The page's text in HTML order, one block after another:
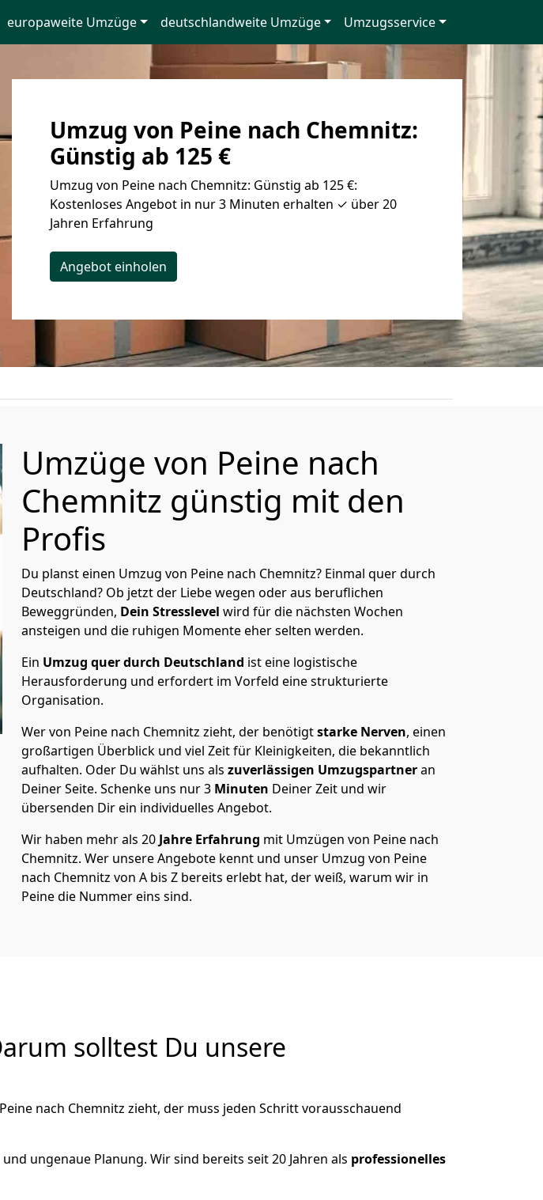
europaweite Umzüge deutschlandweite Umzüge Umzugsservice
Umzug von Peine nach Chemnitz:
Günstig ab 125 €
Umzug von Peine nach Chemnitz: Günstig ab 125 €:
Kostenloses Angebot in nur 3 Minuten erhalten ✓ über 20
Jahren Erfahrung
Angebot einholen
Umzüge von Peine nach
Chemnitz günstig mit den
Profis
Du planst einen Umzug von Peine nach Chemnitz? Einmal quer durch
Deutschland? Ob jetzt der Liebe wegen oder aus beruflichen
Beweggründen, Dein Stresslevel wird für die nächsten Wochen
ansteigen und die ruhigen Momente eher selten werden.
Ein Umzug quer durch Deutschland ist eine logistische
Herausforderung und erfordert im Vorfeld eine strukturierte
Organisation.
Wer von Peine nach Chemnitz zieht, der benötigtstarke Nerven, einen
großartigen Überblick und viel Zeit für Kleinigkeiten, die bekanntlich
aufhalten. Oder Du wählst uns als zuverlässigen Umzugspartneran
Deiner Seite. Schenke uns nur3 Minuten Deiner Zeit und wir
übersenden Dir ein individuelles Angebot.
Wir haben mehr als 20 Jahre Erfahrung mit Umzügen von Peine nach
Chemnitz. Wer unsere Angebote kennt und unser Umzug von Peine
nach Chemnitz von A bis Z bereits erlebt hat, der weiß, warum wir in
Peine die Nummer eins sind.
solltest Du unsere
nach Chemnitz zieht, der muss jeden Schritt vorausschauend
ungenaue Planung. Wir sind bereits seit 20 Jahren als professionelles